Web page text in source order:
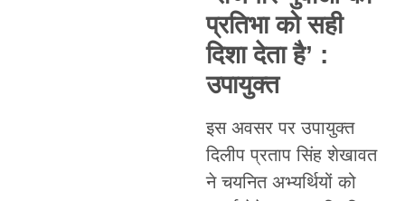
प्रतिभा को सही
दिशा देता है’ :
उपायुक्त
इस अवसर पर उपायुक्त
दिलीप प्रताप सिंह शेखावत
ने चयनित अभ्यर्थियों को